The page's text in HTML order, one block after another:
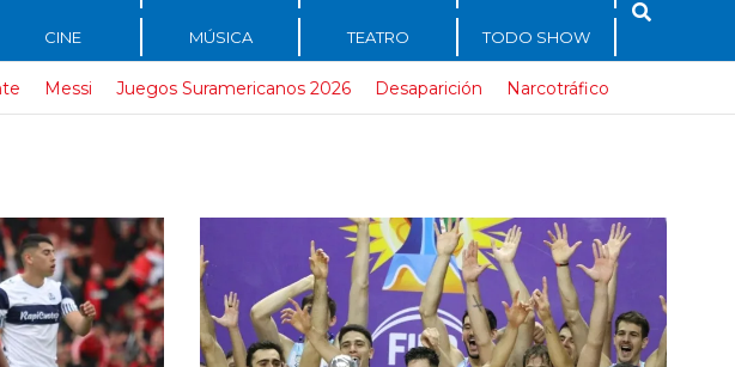
CINE MÚSICA TEATRO TODO SHOW
Messi Juegos Suramericanos 2026 Desaparición Narcotráfico